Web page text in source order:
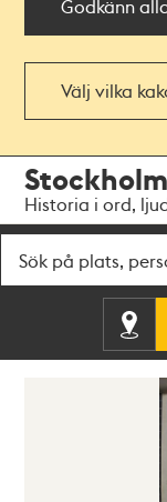
Godkänn
Välj vilka
navigationen
huvudinnehållet
Historia i ord,